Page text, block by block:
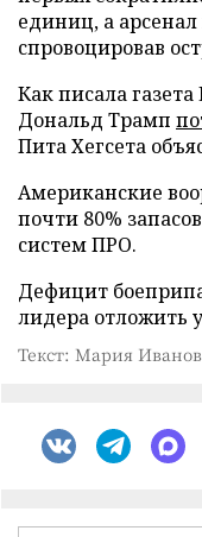
единиц, а
спровоцировав
Как писала
Дональд Трамп
Пита Хегсета
Американские
почти 80%
систем ПРО.
Дефицит
лидера отложить
Текст: Мария